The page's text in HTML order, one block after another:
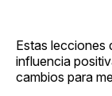
Estas lecciones
influencia
cambios para